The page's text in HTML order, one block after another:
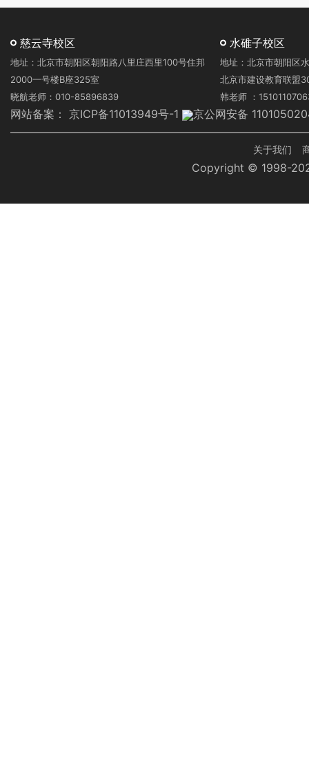
慈云寺校区
地址：北京市朝阳区朝阳路八里庄西里100号住邦
2000一号楼B座325室
晓航老师：010-85896839
水碓子校区
地址：北京市朝阳区
北京市建设教育联盟
韩老师 ：
网站备案： 京ICP备11013949号-1 京公网安备
关于我们
Copyright © 1998-